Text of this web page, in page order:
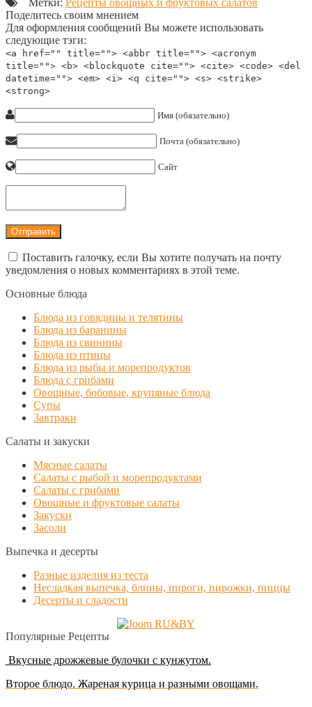
Метки: Рецепты овощных и фруктовых салатов
Поделитесь своим мнением
Для оформления сообщений Вы можете использовать
следующие тэги:
<a href="" title=""> <abbr title=""> <acronym
title=""> <b> <blockquote cite=""> <cite> <code> <del
datetime=""> <em> <i> <q cite=""> <s> <strike>
<strong>
Имя (обязательно)
Почта (обязательно)
Сайт
Поставить галочку, если Вы хотите получать на почту
уведомления о новых комментариях в этой теме.
Основные блюда
Блюда из говядины и телятины
Блюда из баранины
Блюда из свинины
Блюда из птицы
Блюда из рыбы и морепродуктов
Блюда с грибами
Овощные, бобовые, крупяные блюда
Супы
Завтраки
Салаты и закуски
Мясные салаты
Салаты с рыбой и морепродуктами
Салаты с грибами
Овощные и фруктовые салаты
Закуски
Засоли
Выпечка и десерты
Разные изделия из теста
Несладкая выпечка, блины, пироги, пирожки, пиццы
Десерты и сладости
Популярные Рецепты
Вкусные дрожжевые булочки с кунжутом.
Второе блюдо. Жареная курица и разными овощами.